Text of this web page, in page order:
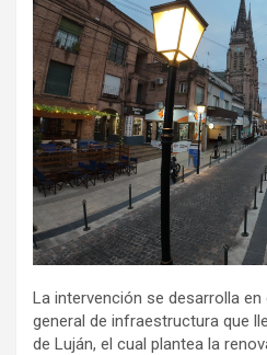
La intervención se desarrolla
general de infraestructura que
de Luján, el cual plantea la